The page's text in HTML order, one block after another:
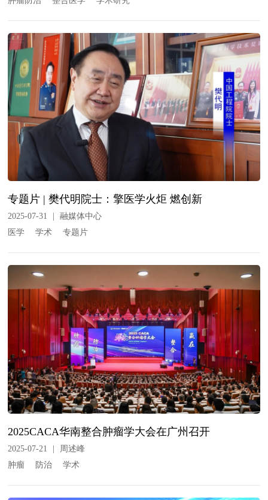
专题片 | 樊代明院士：擎医学火炬 燃创新
2025-07-31
融媒体中心
医学
学术 专题片
2025CACA华南整合肿瘤学大会在广州召开
2025-07-21
周述峰
肿瘤
防治 学术